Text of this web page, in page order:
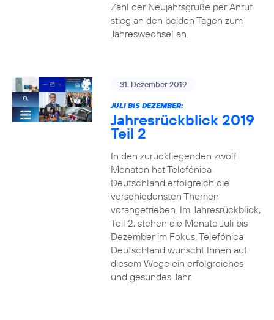
Zahl der Neujahrsgrüße per Anruf
stieg an den beiden Tagen zum
Jahreswechsel an.
31. Dezember 2019
JULI BIS DEZEMBER:
Jahresrückblick 2019
Teil 2
In den zurückliegenden zwölf
Monaten hat Telefónica
Deutschland erfolgreich die
verschiedensten Themen
vorangetrieben. Im Jahresrückblick,
Teil 2, stehen die Monate Juli bis
Dezember im Fokus. Telefónica
Deutschland wünscht Ihnen auf
diesem Wege ein erfolgreiches
und gesundes Jahr.